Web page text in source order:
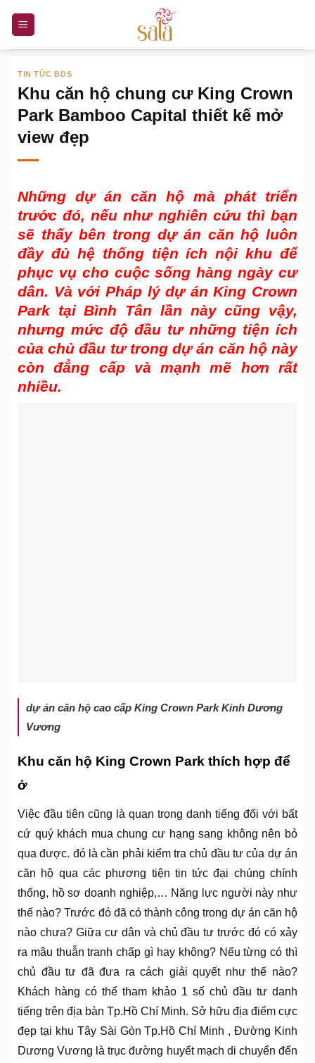
nội
TIN TỨC BDS
Khu căn hộ chung cư King Crown
Park Bamboo Capital thiết kế mở
view đẹp
Những dự án căn hộ mà phát triển
trước đó, nếu như nghiên cứu thì bạn
sẽ thấy bên trong dự án căn hộ luôn
đầy đủ hệ thống tiện ích nội khu để
phục vụ cho cuộc sống hàng ngày cư
dân. Và với Pháp lý dự án King Crown
Parktại Bình Tân lần này cũng vậy,
nhưng mức độ đầu tư những tiện ích
của chủ đầu tư trong dự án căn hộ này
còn đẳng cấp và mạnh mẽ hơn rất
nhiều.
dự án căn hộ cao cấp King Crown Park Kinh Dương
Vương
Khu căn hộ King Crown Park thích hợp để
ở
Việc đầu tiên cũng là quan trọng danh tiếng đối với bất
cứ quý khách mua chung cư hạng sang không nên bỏ
qua được. đó là cần phải kiểm tra chủ đầu tư của dự án
căn hộ qua các phương tiện tin tức đại chúng chính
thống, hồ sơ doanh nghiệp,… Năng lực người này như
thế nào? Trước đó đã có thành công trong dự án căn hộ
nào chưa? Giữa cư dân và chủ đầu tư trước đó có xảy
ra mâu thuẫn tranh chấp gì hay không? Nếu từng có thì
chủ đầu tư đã đưa ra cách giải quyết như thế nào?
Khách hàng có thể tham khảo 1 số chủ đầu tư danh
tiếng trên địa bàn Tp.Hồ Chí Minh. Sở hữu địa điểm cực
đẹp tại khu Tây Sài Gòn Tp.Hồ Chí Minh , Đường Kinh
Dương Vương là trục đường huyết mạch di chuyển đến